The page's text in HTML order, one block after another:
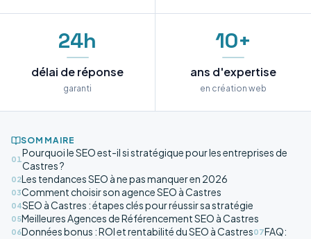
24h
délai de réponse
garanti
10+
ans d'expertise
en création web
SOMMAIRE
01
Pourquoi le SEO est-il si stratégique pour les entreprises de
Castres ?
02Les tendances SEO à ne pas manquer en 2026
03Comment choisir son agence SEO à Castres
04SEO à Castres : étapes clés pour réussir sa stratégie
05Meilleures Agences de Référencement SEO à Castres
06Données bonus : ROI et rentabilité du SEO à Castres07FAQ: